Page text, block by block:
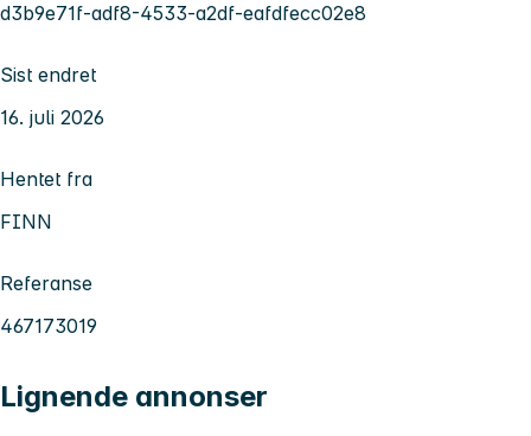
d3b9e71f-adf8-4533-a2df-eafdfecc02e8
Sist endret
16. juli 2026
Hentet fra
FINN
Referanse
467173019
Lignende annonser